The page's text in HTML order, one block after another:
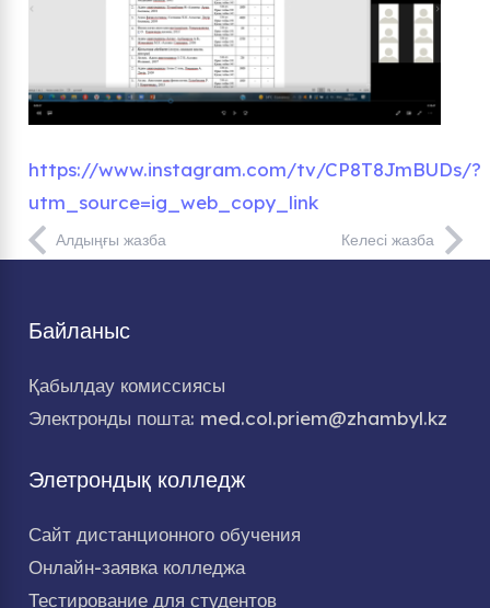
https://www.instagram.com/tv/CP8T8JmBUDs/?
utm_source=ig_web_copy_link
Алдыңғы жазба Келесі жазба
Байланыс
Қабылдау комиссиясы
Электронды пошта: med.col.priem@zhambyl.kz
Элетрондық колледж
Сайт дистанционного обучения
Онлайн-заявка колледжа
Тестирование для студентов